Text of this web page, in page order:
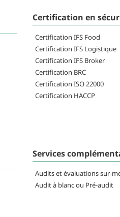
Certification en
Certification IFS Food
Certification IFS Logistique
Certification IFS Broker
Certification BRC
Certification ISO 22000
Certification HACCP
Services
Audits et évaluations sur-
Audit à blanc ou Pré-audit